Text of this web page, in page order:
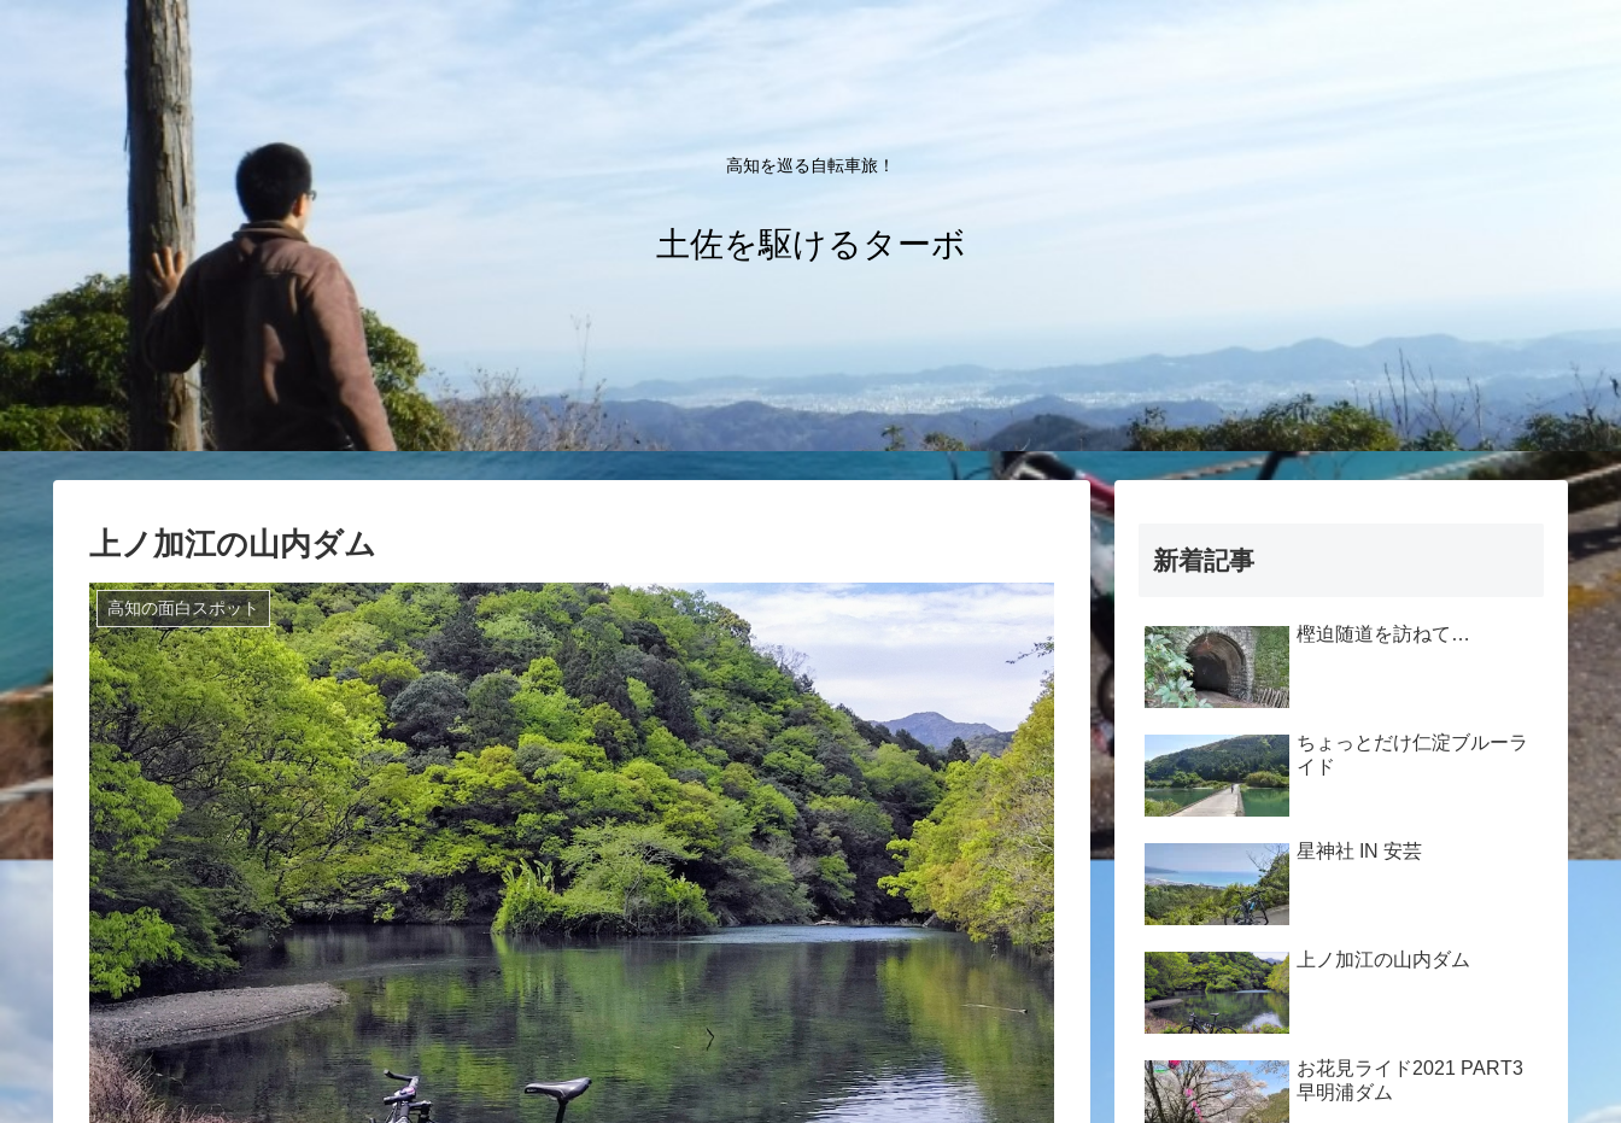
高知を巡る自転車旅！
土佐を駆けるターボ
上ノ加江の山内ダム
高知の面白スポット
新着記事
樫迫随道を訪ねて…
ちょっとだけ仁淀ブルーラ
イド
星神社 IN 安芸
上ノ加江の山内ダム
お花見ライド2021 PART3
早明浦ダム